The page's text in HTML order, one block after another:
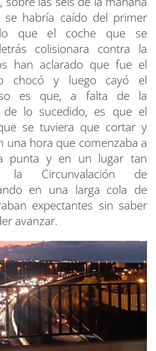
se habría caído del primer
que el coche que se
colisionara contra la
han aclarado que fue el
chocó y luego cayó el
es que, a falta de la
de lo sucedido, es que el
se tuviera que cortar y
una hora que comenzaba a
punta y en un lugar tan
la Circunvalación de
en una larga cola de
expectantes sin saber
avanzar.